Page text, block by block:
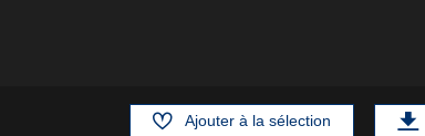
Ajouter à la sélection